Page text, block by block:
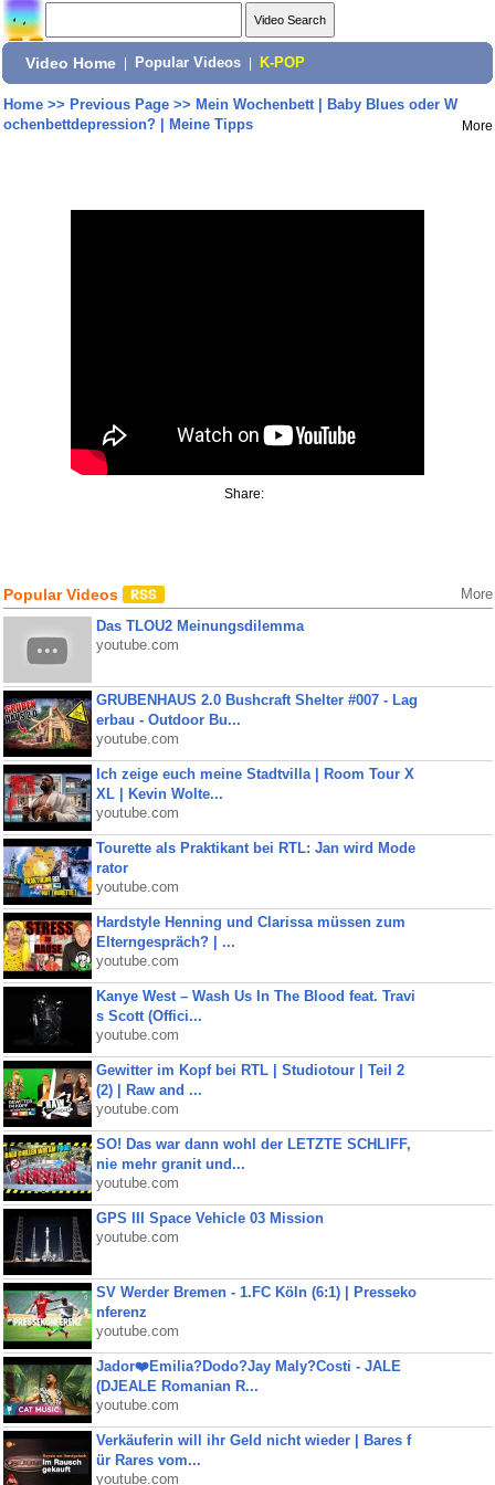
Video Home Popular Videos K-POP
Home>> Previous Page>> Mein Wochenbett | Baby Blues oder W
ochenbettdepression? | Meine Tipps
More
Share:
Popular Videos More
Das TLOU2 Meinungsdilemma
youtube.com
GRUBENHAUS 2.0 Bushcraft Shelter #007 - Lag
erbau - Outdoor Bu...
youtube.com
Ich zeige euch meine Stadtvilla | Room Tour X
XL | Kevin Wolte...
youtube.com
Tourette als Praktikant bei RTL: Jan wird Mode
rator
youtube.com
Hardstyle Henning und Clarissa müssen zum
Elterngespräch? | ...
youtube.com
Kanye West – Wash Us In The Blood feat. Travi
s Scott (Offici...
youtube.com
Gewitter im Kopf bei RTL | Studiotour | Teil 2
(2) | Raw and ...
youtube.com
SO! Das war dann wohl der LETZTE SCHLIFF,
nie mehr granit und...
youtube.com
GPS III Space Vehicle 03 Mission
youtube.com
SV Werder Bremen - 1.FC Köln (6:1) | Presseko
nferenz
youtube.com
Jador❤️Emilia?Dodo?Jay Maly?Costi - JALE
(DJEALE Romanian R...
youtube.com
Verkäuferin will ihr Geld nicht wieder | Bares f
ür Rares vom...
youtube.com